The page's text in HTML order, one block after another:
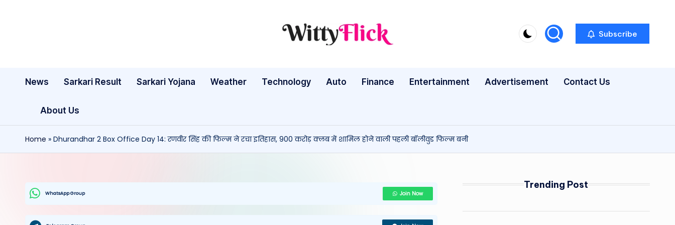
W
ty
ic
k:
WittyFlick:
Tech
Around
Subscribe
News Sarkari Result Sarkari Yojana Weather Technology Auto Finance Entertainment Advertisement Contact Us
About Us
Home » Dhurandhar 2 Box Office Day 14: रणवीर सिंह की फिल्म ने रचा इतिहास, 900 करोड़ क्लब में शामिल होने वाली पहली बॉलीवुड फिल्म बनी
WhatsApp Group Join Now
Trending Post